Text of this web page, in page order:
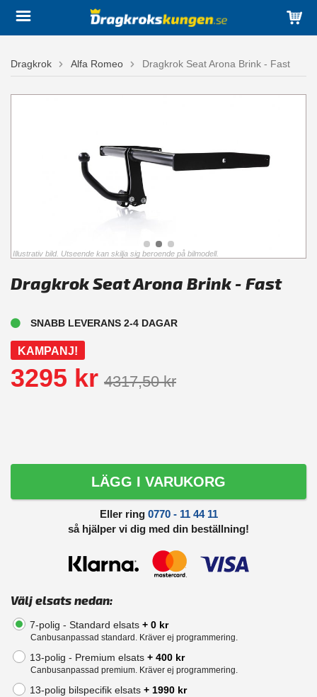
Dragkrok Alfa Romeo Dragkrok Seat Arona Brink - Fast
Illustrativ bild. Utseende kan skilja sig beroende på bilmodell.
Dragkrok Seat Arona Brink - Fast
SNABB LEVERANS 2-4 DAGAR
KAMPANJ!
3295 kr 4317,50 kr
LÄGG I VARUKORG
Eller ring 0770 - 11 44 11
så hjälper vi dig med din beställning!
Välj elsats nedan:
7-polig - Standard elsats + 0 kr
Canbusanpassad standard. Kräver ej programmering.
13-polig - Premium elsats + 400 kr
Canbusanpassad premium. Kräver ej programmering.
13-polig bilspecifik elsats + 1990 kr